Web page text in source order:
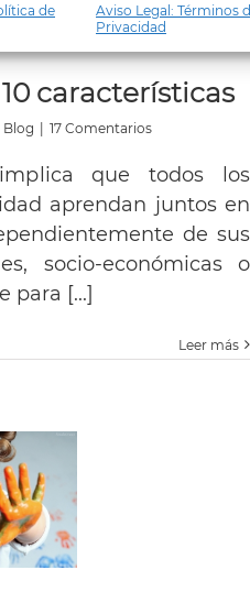
de
Aviso Legal: Términos
Privacidad
características
Blog 17 Comentarios
que todos los
aprendan juntos en
de sus
socio-económicas o
para [...]
Leer más